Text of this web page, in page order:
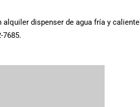
alquiler dispenser de agua fría y caliente